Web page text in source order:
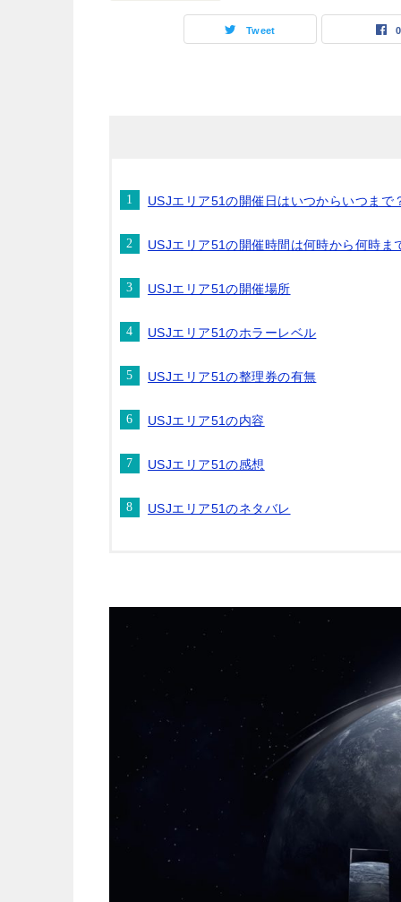
Tweet 0
USJエリア51の開催日はいつからいつまで
USJエリア51の開催時間は何時から何時ま
USJエリア51の開催場所
USJエリア51のホラーレベル
USJエリア51の整理券の有無
USJエリア51の内容
USJエリア51の感想
USJエリア51のネタバレ